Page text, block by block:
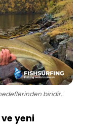
hedeflerinden biridir.
ve yeni